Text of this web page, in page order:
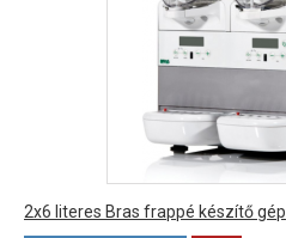
2x6 literes Bras frappé készítő gép